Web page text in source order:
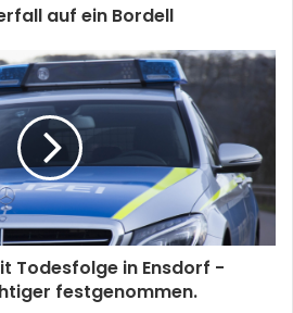
auf ein Bordell
Todesfolge in Ensdorf -
festgenommen.